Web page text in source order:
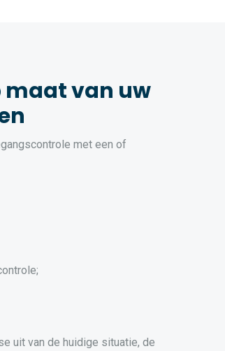
maat van uw
met een of
uit van de huidige situatie, de